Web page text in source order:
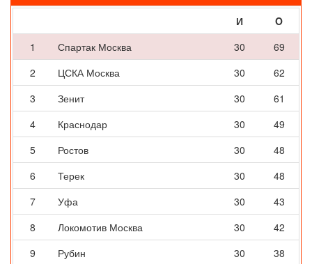
И
O
1
Спартак Москва 30
69
2
ЦСКА Москва 30
62
3
Зенит 30
61
4
Краснодар 30
49
5
Ростов 30
48
6
Терек 30
48
7
Уфа 30
43
8
Локомотив Москва 30
42
9
Рубин 30
38